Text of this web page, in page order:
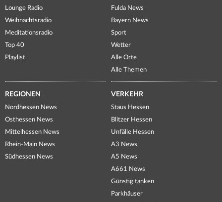
Lounge Radio
Weihnachtsradio
Meditationsradio
Top 40
Playlist
Fulda News
Bayern News
Sport
Wetter
Alle Orte
Alle Themen
REGIONEN
Nordhessen News
Osthessen News
Mittelhessen News
Rhein-Main News
Südhessen News
VERKEHR
Staus Hessen
Blitzer Hessen
Unfälle Hessen
A3 News
A5 News
A661 News
Günstig tanken
Parkhäuser